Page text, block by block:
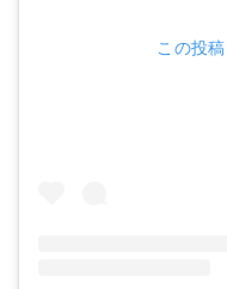
この投